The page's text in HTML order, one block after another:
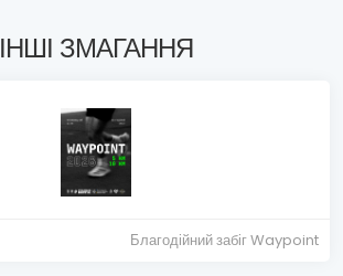
ІНШІ ЗМАГАННЯ
Благодійний забіг Waypoint